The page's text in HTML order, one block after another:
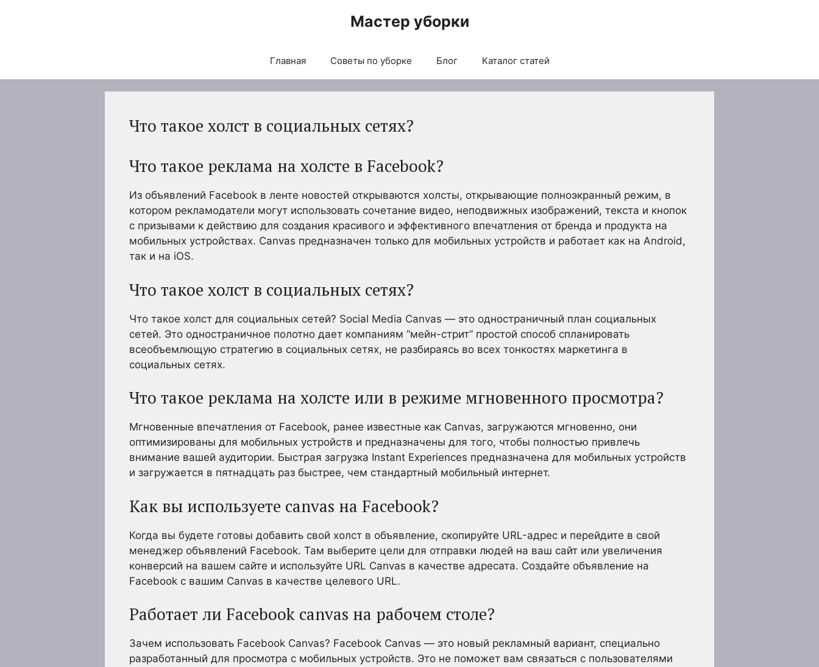
Мастер уборки
Главная Советы по уборке Блог Каталог статей
Что такое холст в социальных сетях?
Что такое реклама на холсте в Facebook?
Из объявлений Facebook в ленте новостей открываются холсты, открывающие полноэкранный режим, в
котором рекламодатели могут использовать сочетание видео, неподвижных изображений, текста и кнопок
с призывами к действию для создания красивого и эффективного впечатления от бренда и продукта на
мобильных устройствах. Canvas предназначен только для мобильных устройств и работает как на Android,
так и на iOS.
Что такое холст в социальных сетях?
Что такое холст для социальных сетей? Social Media Canvas — это одностраничный план социальных
сетей. Это одностраничное полотно дает компаниям “мейн-стрит” простой способ спланировать
всеобъемлющую стратегию в социальных сетях, не разбираясь во всех тонкостях маркетинга в
социальных сетях.
Что такое реклама на холсте или в режиме мгновенного просмотра?
Мгновенные впечатления от Facebook, ранее известные как Canvas, загружаются мгновенно, они
оптимизированы для мобильных устройств и предназначены для того, чтобы полностью привлечь
внимание вашей аудитории. Быстрая загрузка Instant Experiences предназначена для мобильных устройств
и загружается в пятнадцать раз быстрее, чем стандартный мобильный интернет.
Как вы используете canvas на Facebook?
Когда вы будете готовы добавить свой холст в объявление, скопируйте URL-адрес и перейдите в свой
менеджер объявлений Facebook. Там выберите цели для отправки людей на ваш сайт или увеличения
конверсий на вашем сайте и используйте URL Canvas в качестве адресата. Создайте объявление на
Facebook с вашим Canvas в качестве целевого URL.
Работает ли Facebook canvas на рабочем столе?
Зачем использовать Facebook Canvas? Facebook Canvas — это новый рекламный вариант, специально
разработанный для просмотра с мобильных устройств. Это не поможет вам связаться с пользователями